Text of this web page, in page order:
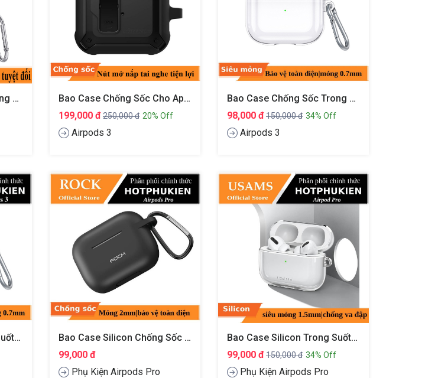
Bao Case Chống Sốc Trong Suốt Cho Airpods Pro 2 2022 Hiệu Likgus Crystal Shell
Bao Case Chống Sốc Cho Apple Airpods 3 Có Nút Mở Nắp Hiệu Nillkin Bounced Protective Case
199,000 đ250,000 đ 20% Off
Airpods 3
Bao Case Chống Sốc Trong Suốt Siêu Mỏng Cho Tai Nghe Apple Airpods 3 Hiệu TOTU AA-137
98,000 đ150,000 đ 34% Off
Airpods 3
Bao Case Silicon Trong Suốt Cho Tai Nghe Apple Airpods 3 Chống Sốc Siêu Mỏng 1.5mm Hiệu Usams US-BH740
Bao Case Silicon Chống Sốc Siêu Mỏng Cho Tai Nghe Apple Airpods Pro Hiệu ROCK RPC-1532
99,000 đ
Phụ Kiện Airpods Pro
Bao Case Silicon Trong Suốt Chống Sốc Siêu Mỏng Cho Tai Nghe Apple Airpods Pro Hiệu Usams US-BH570
99,000 đ150,000 đ 34% Off
Phụ Kiện Airpods Pro